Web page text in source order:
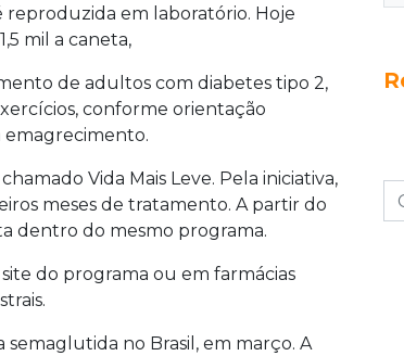
em laboratório. Hoje
mil a caneta,
de adultos com diabetes tipo 2,
conforme orientação
emagrecimento.
Vida Mais Leve. Pela iniciativa,
meses de tratamento. A partir do
dentro do mesmo programa.
do programa ou em farmácias
no Brasil, em março. A